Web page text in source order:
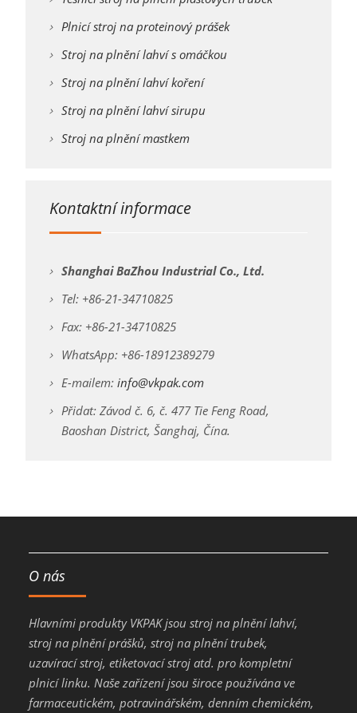
Plnicí stroj na proteinový prášek
Stroj na plnění lahví s omáčkou
Stroj na plnění lahví koření
Stroj na plnění lahví sirupu
Stroj na plnění mastkem
Kontaktní informace
Shanghai BaZhou Industrial Co., Ltd.
Tel: +86-21-34710825
Fax: +86-21-34710825
WhatsApp: +86-18912389279
E-mailem: info@vkpak.com
Přidat: Závod č. 6, č. 477 Tie Feng Road,
Baoshan District, Šanghaj, Čína.
O nás
Hlavními produkty VKPAK jsou stroj na plnění lahví,
stroj na plnění prášků, stroj na plnění trubek,
uzavírací stroj, etiketovací stroj atd. pro kompletní
plnicí linku. Naše zařízení jsou široce používána ve
farmaceutickém, potravinářském, denním chemickém,